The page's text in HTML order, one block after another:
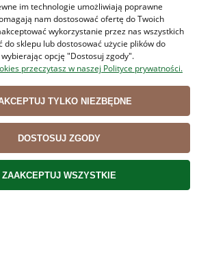
200g
im technologie umożliwiają poprawne
nam dostosować ofertę do Twoich
wykorzystanie przez nas wszystkich
do sklepu lub dostosować użycie plików do
opcję "Dostosuj zgody".
przeczytasz w naszej Polityce prywatności.
TYLKO NIEZBĘDNE
DOSTOSUJ ZGODY
ZAAKCEPTUJ WSZYSTKIE